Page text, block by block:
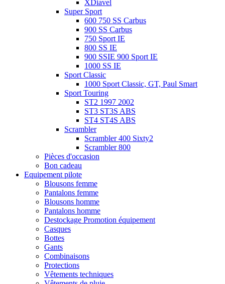
XDiavel
Super Sport
600 750 SS Carbus
900 SS Carbus
750 Sport IE
800 SS IE
900 SSIE 900 Sport IE
1000 SS IE
Sport Classic
1000 Sport Classic, GT, Paul Smart
Sport Touring
ST2 1997 2002
ST3 ST3S ABS
ST4 ST4S ABS
Scrambler
Scrambler 400 Sixty2
Scrambler 800
Pièces d'occasion
Bon cadeau
Equipement pilote
Blousons femme
Pantalons femme
Blousons homme
Pantalons homme
Destockage Promotion équipement
Casques
Bottes
Gants
Combinaisons
Protections
Vêtements techniques